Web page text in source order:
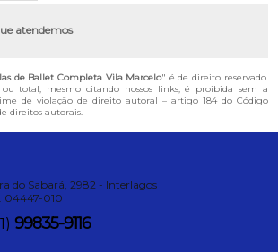
atendemos
de Ballet Completa Vila Marcelo" é de direito reservado.
ou total, mesmo citando nossos links, é proibida sem a
de violação de direito autoral – artigo 184 do Código
direitos autorais.
do Sabará, 2982 - Interlagos
04447-010
99835-9116